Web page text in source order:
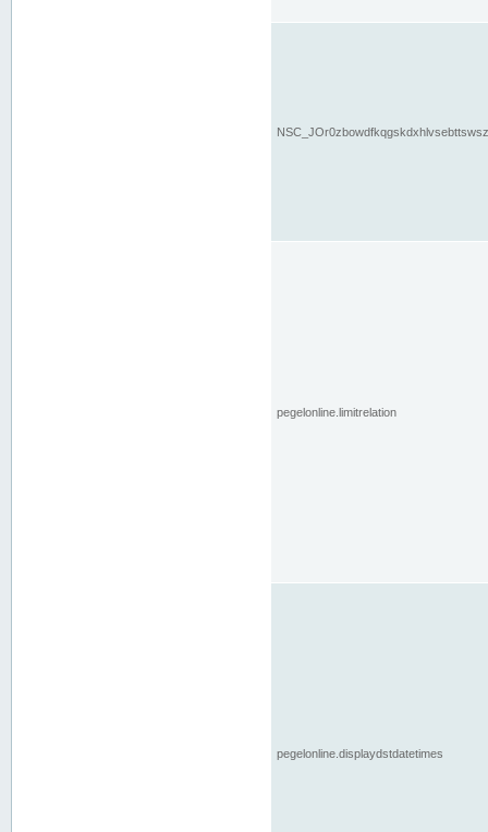
pegelonline.limitrelation
pegelonline.displaydstdatetimes